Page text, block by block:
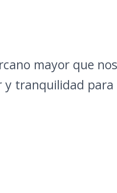
mayor que
tranquilidad para